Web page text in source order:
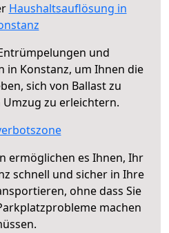
Haushaltsauflösung in
und
in Konstanz, um Ihnen die
sich von Ballast zu
zu erleichtern.
ermöglichen es Ihnen, Ihr
schnell und sicher in Ihre
ohne dass Sie
machen